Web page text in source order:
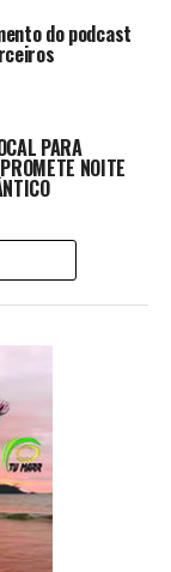
do podcast
PARA
NOITE